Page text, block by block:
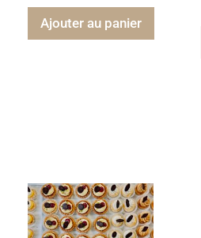
Ajouter au panier